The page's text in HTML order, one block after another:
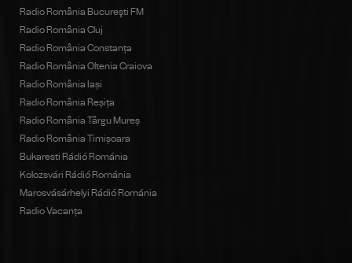
Radio România Bucureşti FM
Radio România Cluj
Radio România Constanța
Radio România Oltenia Craiova
Radio România Iași
Radio România Reșița
Radio România Târgu Mureș
Radio România Timișoara
Bukaresti Rádió Románia
Kolozsvári Rádió Románia
Marosvásárhelyi Rádió Románia
Radio Vacanța